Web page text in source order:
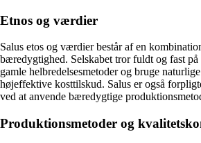
Etnos og værdier
Salus etos og værdier består af en
bæredygtighed. Selskabet tror fuldt og fast
gamle helbredelsesmetoder og bruge
højeffektive kosttilskud. Salus er også
ved at anvende bæredygtige
Produktionsmetoder og